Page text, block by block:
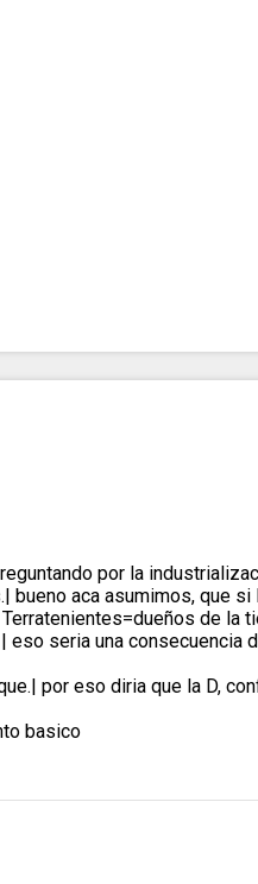
por la
aca asumimos, que
de la
seria una consecuencia
por eso diria que la D,
basico